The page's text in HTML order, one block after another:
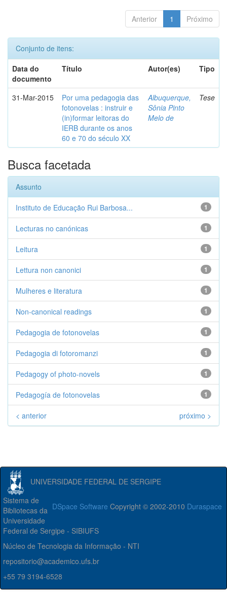
Anterior 1 Próximo
Conjunto de itens:
Data do
documento
Título Autor(es) Tipo
31-Mar-2015
Por uma pedagogia das
fotonovelas : instruir e
(in)formar leitoras do
IERB durante os anos
60 e 70 do século XX
Albuquerque,
Sônia Pinto
Melo de
Tese
Busca facetada
Assunto
1
Instituto de Educação Rui Barbosa...
1
Lecturas no canónicas
1
Leitura
1
Lettura non canonici
1
Mulheres e literatura
1
Non-canonical readings
1
Pedagogia de fotonovelas
1
Pedagogia di fotoromanzi
1
Pedagogy of photo-novels
1
Pedagogía de fotonovelas
< anterior próximo >
UNIVERSIDADE FEDERAL DE SERGIPE
DSpace Software Copyright © 2002-2010 Duraspace
Sistema de
Bibliotecas da
Universidade
Federal de Sergipe - SIBIUFS
Núcleo de Tecnologia da Informação - NTI
repositorio@academico.ufs.br
+55 79 3194-6528